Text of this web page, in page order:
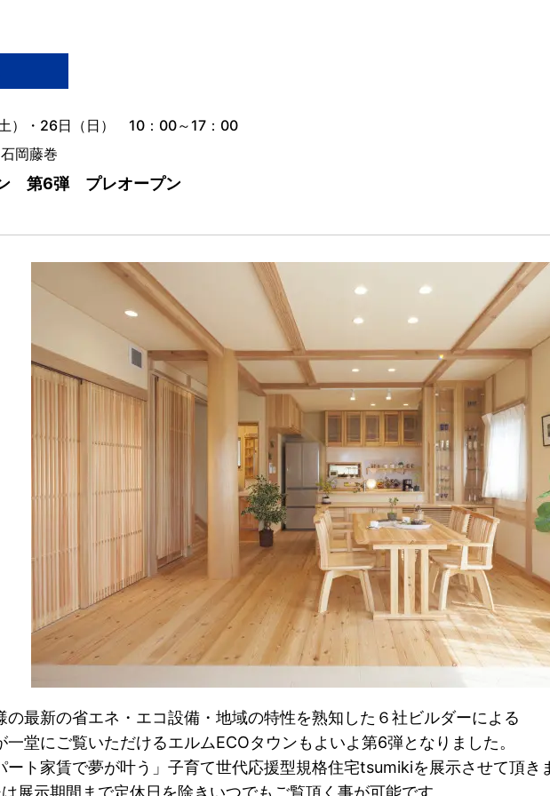
）・26日（日） 10：00～17：00
岡藤巻
第6弾 プレオープン
の最新の省エネ・エコ設備・地域の特性を熟知した６社ビルダーによる
一堂にご覧いただけるエルムECOタウンもよいよ第6弾となりました。
ート家賃で夢が叶う」子育て世代応援型規格住宅tsumikiを展示させて頂き
展示期間まで定休日を除きいつでもご覧頂く事が可能です。